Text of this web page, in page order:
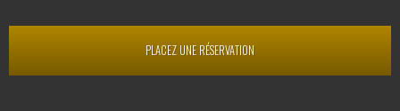
PLACEZ UNE RÉSERVATION